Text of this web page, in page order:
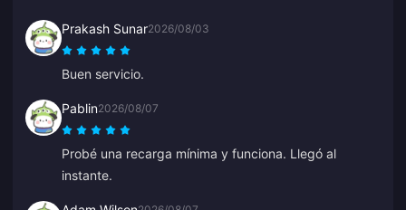
Prakash Sunar2026/08/03
Buen servicio.
Pablin2026/08/07
Probé una recarga mínima y funciona. Llegó al
instante.